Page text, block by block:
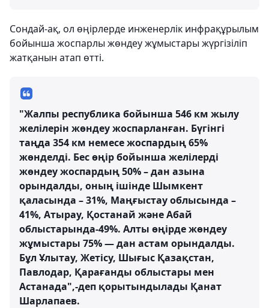
Сондай-ақ, ол өңірлерде инженерлік инфрақұрылым
бойынша жоспарлы жөндеу жұмыстары жүргізіліп
жатқанын атап өтті.
"Жалпы республика бойынша 546 км жылу
желілерін жөндеу жоспарланған. Бүгінгі
таңда 354 км немесе жоспардың 65%
жөнделді. Бес өңір бойынша желілерді
жөндеу жоспардың 50% – дан азына
орындалды, оның ішінде Шымкент
қаласында – 31%, Маңғыстау облысында –
41%, Атырау, Қостанай және Абай
облыстарында-49%. Алты өңірде жөндеу
жұмыстары 75% — дан астам орындалды.
Бұл Ұлытау, Жетісу, Шығыс Қазақстан,
Павлодар, Қарағанды облыстары мен
Астанада",-деп қорытындылады Қанат
Шарлапаев.